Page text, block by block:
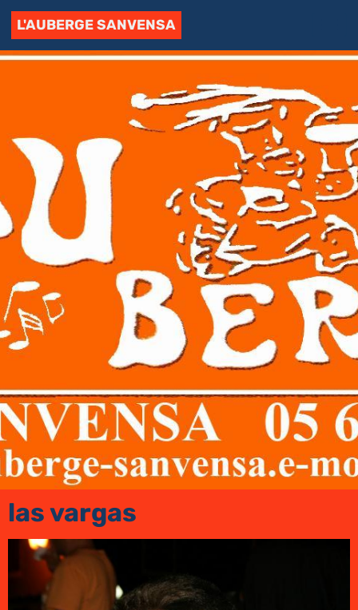
L'AUBERGE SANVENSA
las vargas